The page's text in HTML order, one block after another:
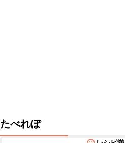
たべれぽ